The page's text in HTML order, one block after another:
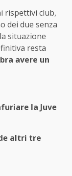
rispettivi club,
dei due senza
situazione
resta
avere un
la Juve
altri tre